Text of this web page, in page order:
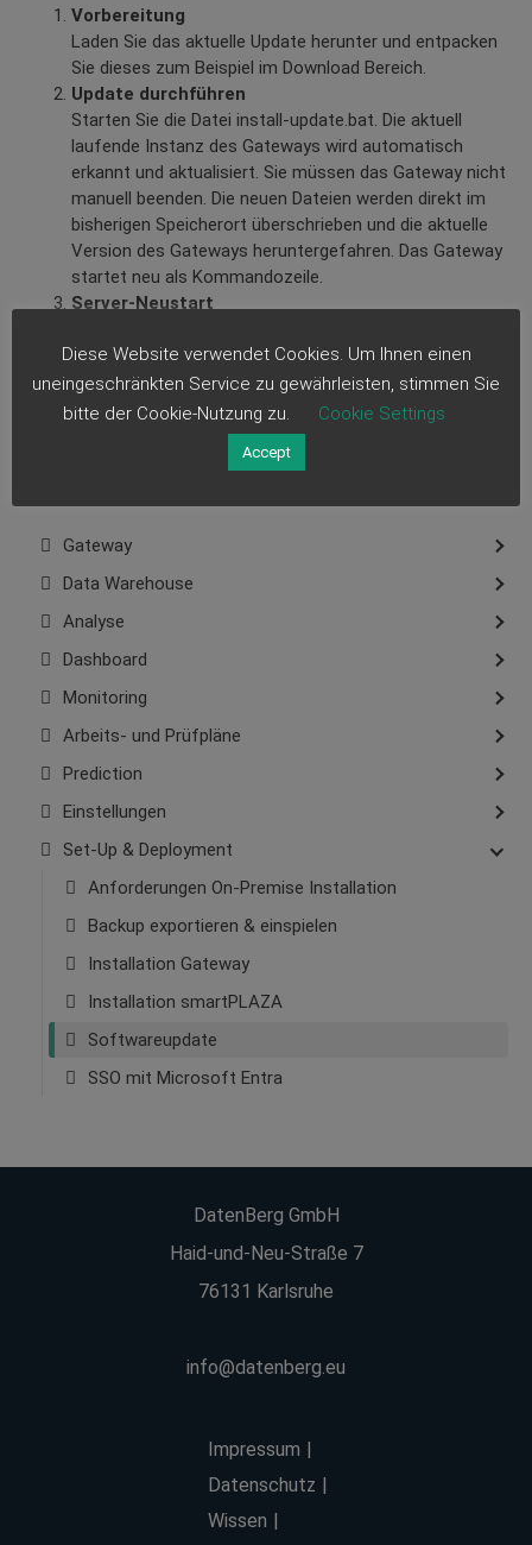
Vorbereitung
Laden Sie das aktuelle Update herunter und entpacken
Sie dieses zum Beispiel im Download Bereich.
Update durchführen
Starten Sie die Datei install-update.bat. Die aktuell
laufende Instanz des Gateways wird automatisch
erkannt und aktualisiert. Sie müssen das Gateway nicht
manuell beenden. Die neuen Dateien werden direkt im
bisherigen Speicherort überschrieben und die aktuelle
Version des Gateways heruntergefahren. Das Gateway
startet neu als Kommandozeile.
Server-Neustart
Anschließend starten Sie den Server neu, damit das
Gateway ordnungsgemäß im Hintergrund gestartet
wird.
Gateway
Data Warehouse
Analyse
Dashboard
Monitoring
Arbeits- und Prüfpläne
Prediction
Einstellungen
Set-Up & Deployment
Anforderungen On-Premise Installation
Backup exportieren & einspielen
Installation Gateway
Installation smartPLAZA
Softwareupdate
SSO mit Microsoft Entra
DatenBerg GmbH
Haid-und-Neu-Straße 7
76131 Karlsruhe
info@datenberg.eu
Impressum
Datenschutz
Wissen
Diese Website verwendet Cookies. Um Ihnen einen
uneingeschränkten Service zu gewährleisten, stimmen Sie
bitte der Cookie-Nutzung zu.
Cookie Settings
Accept